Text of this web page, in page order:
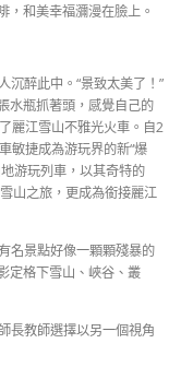
，和美幸福瀰漫在臉上。
沉醉此中。“景致太美了！”
水瓶抓著頭，感覺自己的
麗江雪山不雅光火車。自2
敏捷成為游玩界的新“爆
游玩列車，以其奇特的
山之旅，更成為銜接麗江
名景點好像一顆顆殘暴的
定格下雪山、峽谷、叢
長教師選擇以另一個視角